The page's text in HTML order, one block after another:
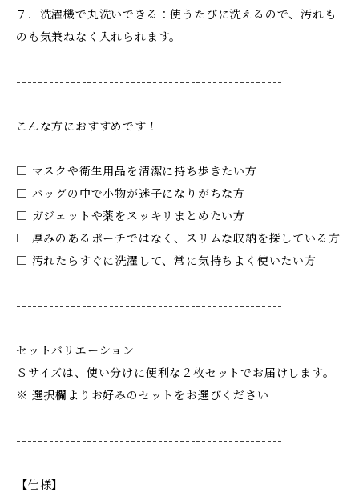
７．洗濯機で丸洗いできる：使うたびに洗えるので、汚れも
のも気兼ねなく入れられます。
-------------------------------------------------
こんな方におすすめです！
□ マスクや衛生用品を清潔に持ち歩きたい方
□ バッグの中で小物が迷子になりがちな方
□ ガジェットや薬をスッキリまとめたい方
□ 厚みのあるポーチではなく、スリムな収納を探している方
□ 汚れたらすぐに洗濯して、常に気持ちよく使いたい方
-------------------------------------------------
セットバリエーション
Ｓサイズは、使い分けに便利な２枚セットでお届けします。
※ 選択欄よりお好みのセットをお選びください
-------------------------------------------------
【仕様】